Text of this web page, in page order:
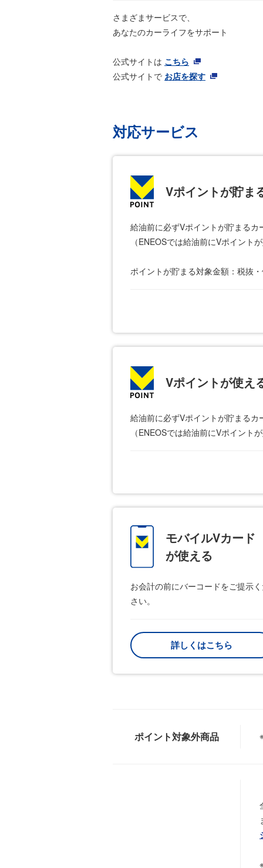
さまざまサービスで、
あなたのカーライフをサポート
公式サイトは こちら
公式サイトで お店を探す
対応サービス
Vポイントが貯ま
給油前に必ずVポイントが貯まる
（ENEOSでは給油前にVポイン
ポイントが貯まる対象金額：税抜
Vポイントが使え
給油前に必ずVポイントが貯まる
（ENEOSでは給油前にVポイン
モバイルVカード
が使える
お会計の前にバーコードをご提示
さい。
詳しくはこちら
ポイント対象外商品